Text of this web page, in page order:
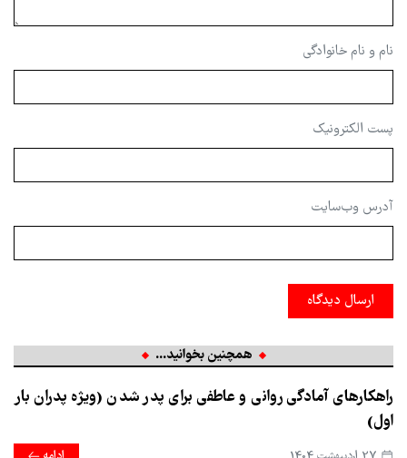
نام و نام خانوادگی
پست الکترونیک
آدرس وب‌سایت
ارسال دیدگاه
همچنین بخوانید...
راهکارهای آمادگی روانی و عاطفی برای پدر شدن (ویژه پدران بار
اول)